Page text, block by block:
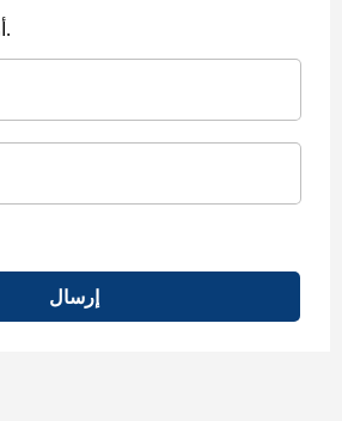
أريد ردًا على رأيي.
إرسال